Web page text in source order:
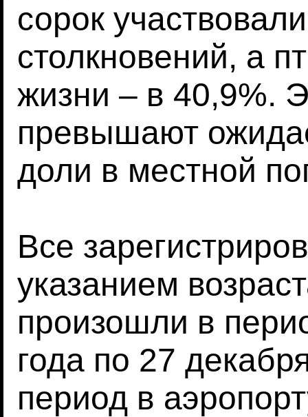
сорок
столкновений, а
жизни – в 40,9%.
превышают
доли в местной
Все
указанием
произошли в
года по 27
период в